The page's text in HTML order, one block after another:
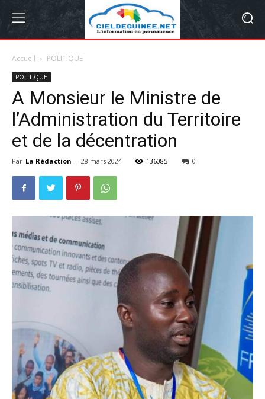
Accueil POLITIQUE
POLITIQUE
A Monsieur le Ministre de
l’Administration du Territoire
et de la décentration
Par La Rédaction - 28 mars 2024 136085 0